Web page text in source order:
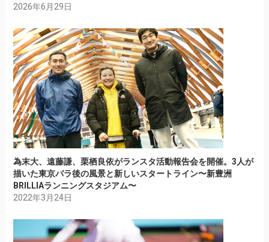
2026年6月29日
為末大、遠藤謙、栗栖良依がランスタ活動報告会を開催。3人が
描いた東京パラ後の風景と新しいスタートライン〜新豊洲
BRILLIAランニングスタジアム〜
2022年3月24日